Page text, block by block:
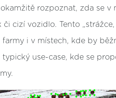
rozpoznat, zda se
cizí vozidlo. Tento
i v místech, kde by
use-case, kde se